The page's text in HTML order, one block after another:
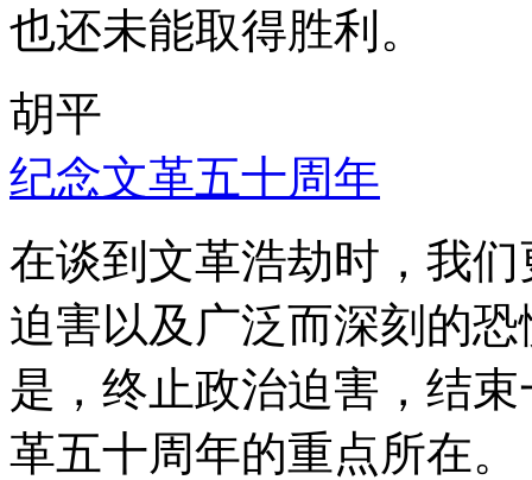
也还未能取得胜利。
胡平
纪念文革五十周年
在谈到文革浩劫时，我
迫害以及广泛而深刻的
是，终止政治迫害，结
革五十周年的重点所在。